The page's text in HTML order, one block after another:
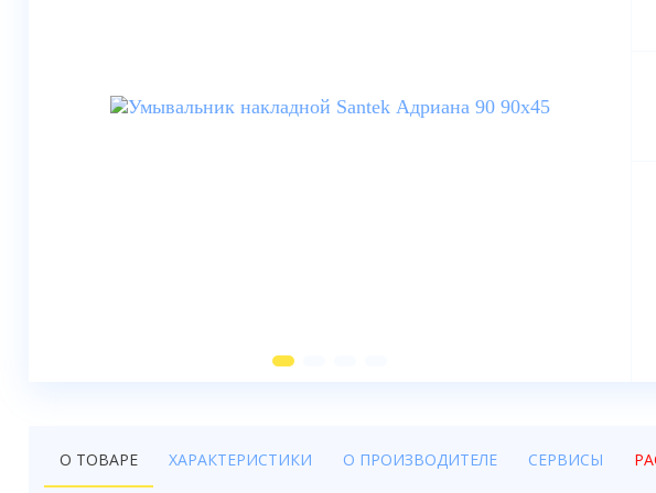
Смесители
О ТОВАРЕ ХАРАКТЕРИСТИКИ О ПРОИЗВОДИТЕЛЕ СЕРВИСЫ